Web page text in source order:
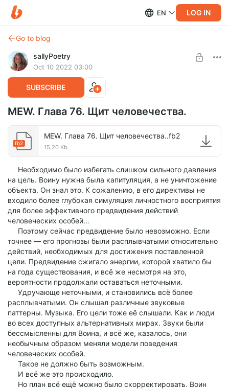
EN LOG IN
Go to blog
sallyPoetry
Oct 10 2022 03:00
SUBSCRIBE
MEW. Глава 76. Щит человечества.
fb2
MEW. Глава 76. Щит человечества..fb2
15.20 Kb
Необходимо было избегать слишком сильного давления
на цель. Воину нужна была капитуляция, а не уничтожение
объекта. Он знал это. К сожалению, в его директивы не
входило более глубокая симуляция личностного восприятия
для более эффективного предвидения действий
человеческих особей…
Поэтому сейчас предвидение было невозможно. Если
точнее — его прогнозы были расплывчатыми относительно
действий, необходимых для достижения поставленной
цели. Предвидение сжигало энергии, которой хватило бы
на года существования, и всё же несмотря на это,
вероятности продолжали оставаться неточными.
Удручающе неточными, и становились всё более
расплывчатыми. Он слышал различные звуковые
паттерны. Музыка. Его цели тоже её слышали. Как и люди
во всех доступных альтернативных мирах. Звуки были
бессмысленны для Воина, и всё же, казалось, они
необычным образом меняли модели поведения
человеческих особей.
Такое не должно быть возможным.
И всё же это происходило.
Но план всё ещё можно было скорректировать. Воин